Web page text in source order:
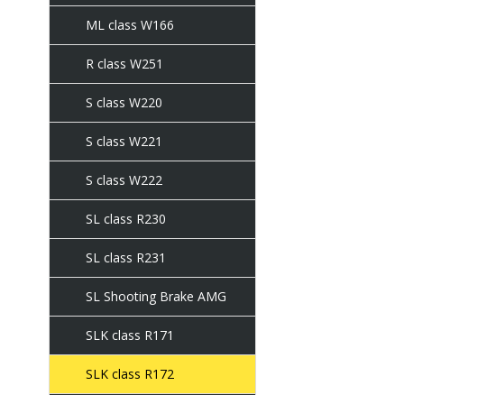
ML class W166
R class W251
S class W220
S class W221
S class W222
SL class R230
SL class R231
SL Shooting Brake AMG
SLK class R171
SLK class R172